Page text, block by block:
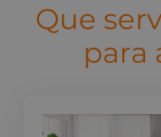
Que
para